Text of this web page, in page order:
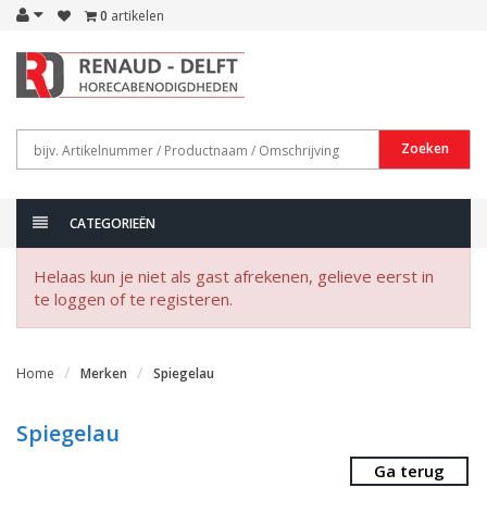
0 artikelen
Zoeken
CATEGORIEËN
Helaas kun je niet als gast afrekenen, gelieve eerst in
te loggen of te registeren.
Home Merken Spiegelau
Spiegelau
Ga terug